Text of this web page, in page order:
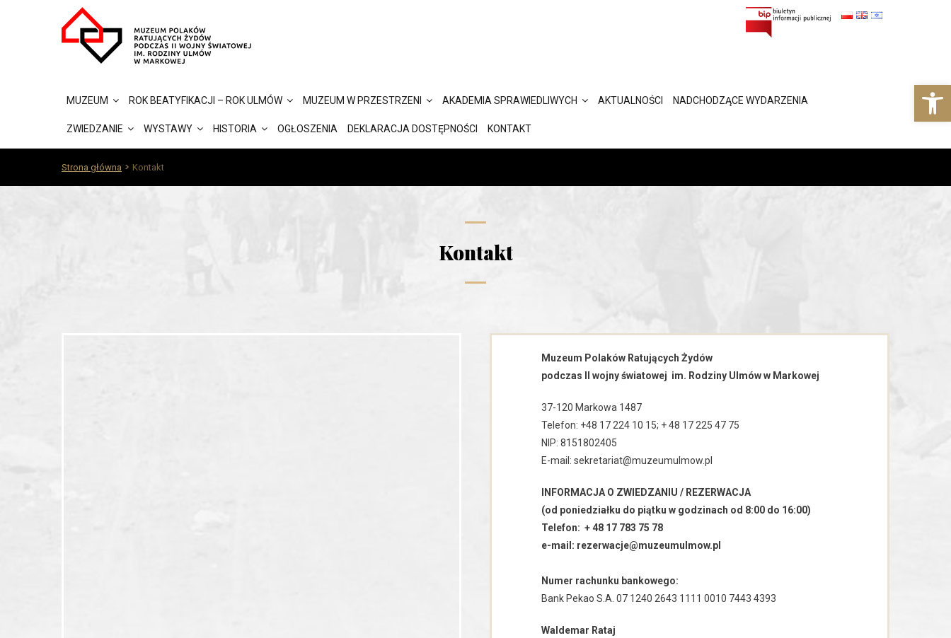
MUZEUM ROK BEATYFIKACJI – ROK ULMÓW MUZEUM W PRZESTRZENI AKADEMIA SPRAWIEDLIWYCH AKTUALNOŚCI NADCHODZĄCE WYDARZENIA
ZWIEDZANIE WYSTAWY HISTORIA OGŁOSZENIA DEKLARACJA DOSTĘPNOŚCI KONTAKT
Strona główna Kontakt
Kontakt
Muzeum Polaków Ratujących Żydów
podczas II wojny światowej im. Rodziny Ulmów w Markowej
37-120 Markowa 1487
Telefon: +48 17 224 10 15; + 48 17 225 47 75
NIP: 8151802405
E-mail: sekretariat@muzeumulmow.pl
INFORMACJA O ZWIEDZANIU / REZERWACJA
(od poniedziałku do piątku w godzinach od 8:00 do 16:00)
Telefon: + 48 17 783 75 78
e-mail: rezerwacje@muzeumulmow.pl
Numer rachunku bankowego:
Bank Pekao S.A. 07 1240 2643 1111 0010 7443 4393
Waldemar Rataj